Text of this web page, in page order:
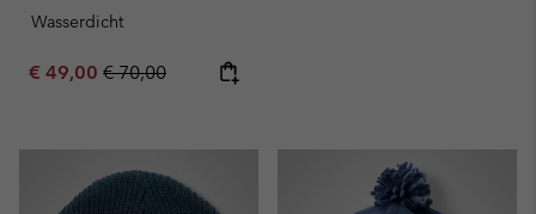
Wasserdicht
Sale price:
€ 49,00 Regular price:
€ 70,00